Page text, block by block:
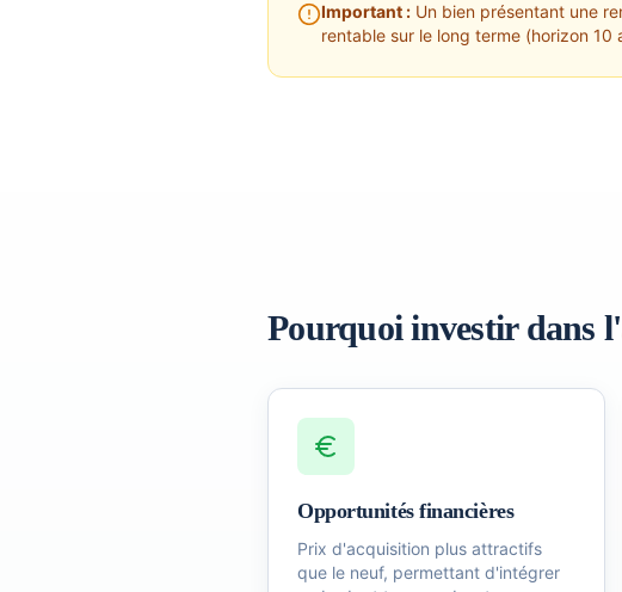
Important : Un bien présentant une
rentable sur le long terme (horizon
Pourquoi investir dans l'
Opportunités financières
Prix d'acquisition plus attractifs
que le neuf, permettant d'intégrer